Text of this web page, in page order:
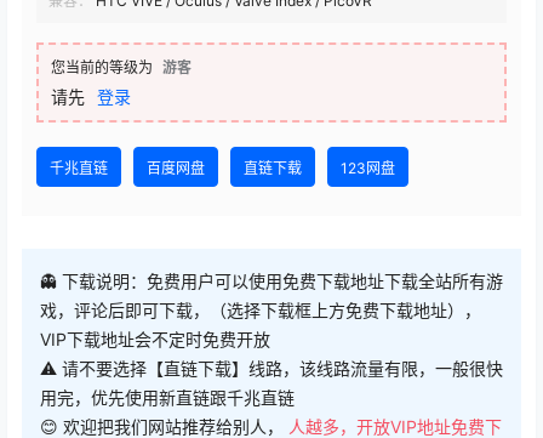
您当前的等级为 游客
请先 登录
千兆直链 百度网盘 直链下载 123网盘
👻 下载说明：免费用户可以使用免费下载地址下载全站所有游
戏，评论后即可下载，（选择下载框上方免费下载地址），
VIP下载地址会不定时免费开放
⚠ 请不要选择【直链下载】线路，该线路流量有限，一般很快
用完，优先使用新直链跟千兆直链
😊 欢迎把我们网站推荐给别人，
人越多，开放VIP地址免费下